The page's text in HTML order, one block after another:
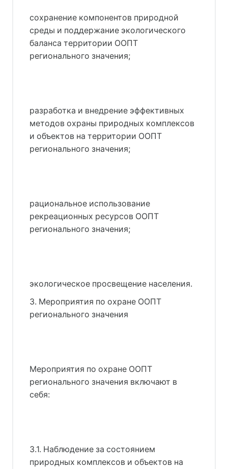
сохранение компонентов природной
среды и поддержание экологического
баланса территории ООПТ
регионального значения;
разработка и внедрение эффективных
методов охраны природных комплексов
и объектов на территории ООПТ
регионального значения;
рациональное использование
рекреационных ресурсов ООПТ
регионального значения;
экологическое просвещение населения.
3. Мероприятия по охране ООПТ
регионального значения
Мероприятия по охране ООПТ
регионального значения включают в
себя:
3.1. Наблюдение за состоянием
природных комплексов и объектов на